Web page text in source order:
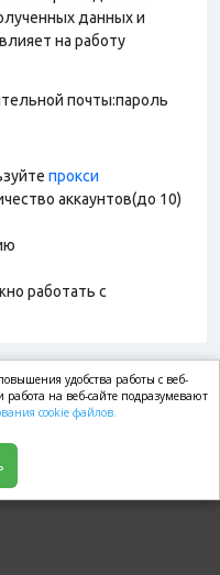
данных и
на работу
почты:пароль
прокси
аккаунтов(до 10)
работать с
удобства работы с веб-
на веб-сайте подразумевают
cookie файлов.